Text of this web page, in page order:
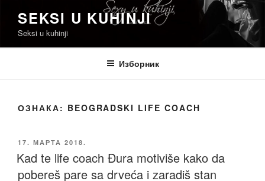
садржај
SEKSI U KUHINJI
Seksi u kuhinji
Изборник
ОЗНАКА: BEOGRADSKI LIFE COACH
ОБЈАВЉЕНО
17. МАРТА 2018.
Kad te life coach Đura motiviše kako da
pobereš pare sa drveća i zaradiš stan